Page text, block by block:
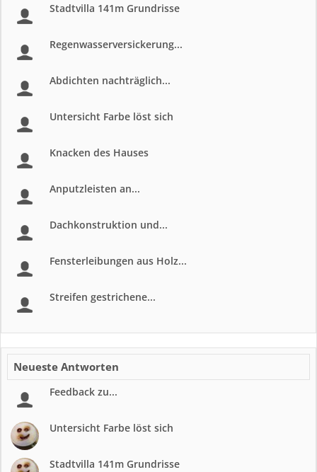
Stadtvilla 141m Grundrisse
Regenwasserversickerung...
Abdichten nachträglich...
Untersicht Farbe löst sich
Knacken des Hauses
Anputzleisten an...
Dachkonstruktion und...
Fensterleibungen aus Holz...
Streifen gestrichene...
Neueste Antworten
Feedback zu...
Untersicht Farbe löst sich
Stadtvilla 141m Grundrisse